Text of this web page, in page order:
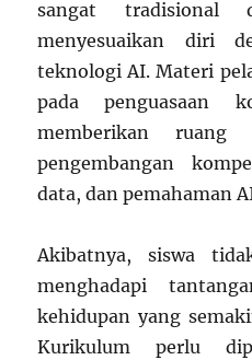
sangat tradisional
menyesuaikan diri
teknologi AI. Materi
pada penguasaan
memberikan
pengembangan
data, dan pemahaman
Akibatnya, siswa
menghadapi
kehidupan yang
Kurikulum perlu